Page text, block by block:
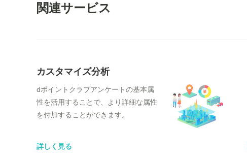
関連サービス
カスタマイズ分析
dポイントクラブアンケートの基本属
性を活用することで、より詳細な属性
を付加することができます。
詳しく見る